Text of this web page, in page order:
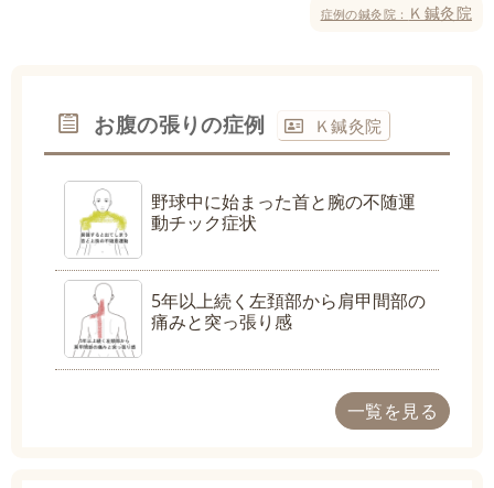
症例の鍼灸院： Ｋ鍼灸院
お腹の張りの症例 Ｋ鍼灸院
野球中に始まった首と腕の不随運
動チック症状
5年以上続く左頚部から肩甲間部の
痛みと突っ張り感
一覧を見る